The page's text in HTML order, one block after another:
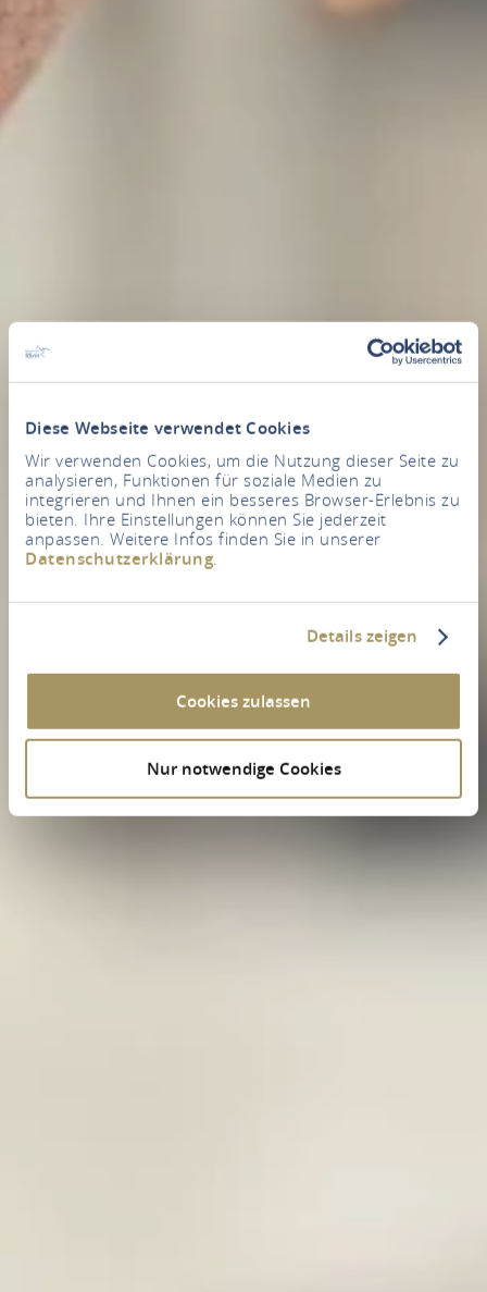
Diese Webseite verwendet Cookies
Wir verwenden Cookies, um die Nutzung dieser Seite zu
analysieren, Funktionen für soziale Medien zu
integrieren und Ihnen ein besseres Browser-Erlebnis zu
bieten. Ihre Einstellungen können Sie jederzeit
anpassen. Weitere Infos finden Sie in unserer
Datenschutzerklärung.
Details zeigen
Cookies zulassen
Nur notwendige Cookies